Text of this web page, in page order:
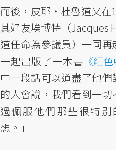
而後，皮耶・杜魯道又
其好友埃博特（Jacques
道任命為參議員）一同
一起出版了一本書 《紅
中一段話可以道盡了他
的人會說，我們看到一
過佩服他們那些很特
想。」